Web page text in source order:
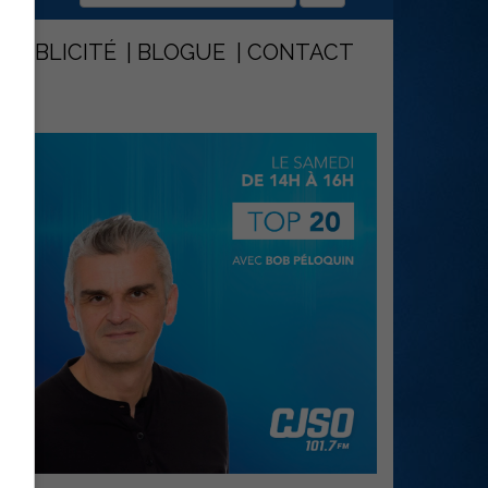
PUBLICITÉ BLOGUE CONTACT